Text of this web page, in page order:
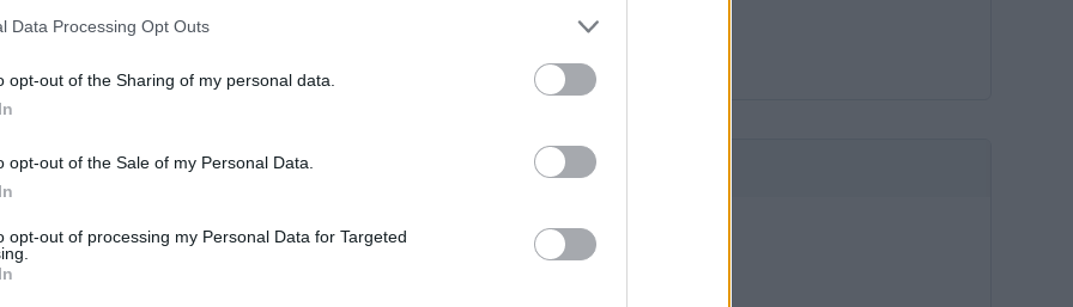
Data Processing Opt Outs
opt-out of the Sharing of my personal data.
opt-out of the Sale of my Personal Data.
opt-out of processing my Personal Data for Targeted